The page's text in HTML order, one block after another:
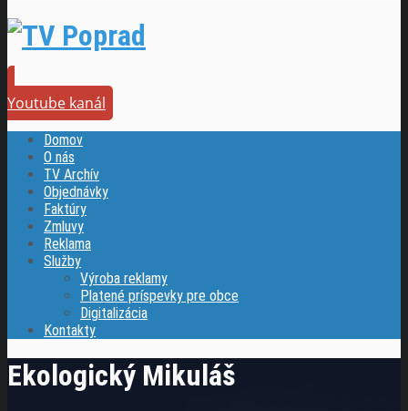
Youtube kanál
Domov
O nás
TV Archív
Objednávky
Faktúry
Zmluvy
Reklama
Služby
Výroba reklamy
Platené príspevky pre obce
Digitalizácia
Kontakty
Ekologický Mikuláš